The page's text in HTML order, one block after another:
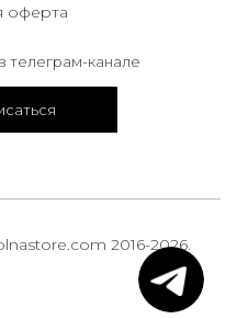
оферта
телеграм-канале
2016-2026.